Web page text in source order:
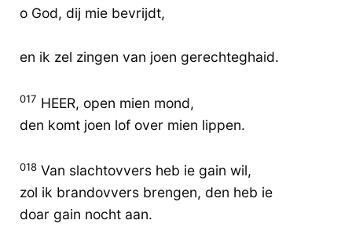
o God, dij mie bevrijdt,
en ik zel zingen van joen gerechteghaid.
017 HEER, open mien mond,
den komt joen lof over mien lippen.
018 Van slachtovvers heb ie gain wil,
zol ik brandovvers brengen, den heb ie
doar gain nocht aan.